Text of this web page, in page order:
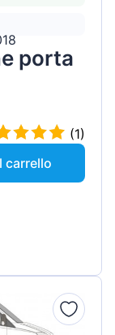
porta
(1)
carrello